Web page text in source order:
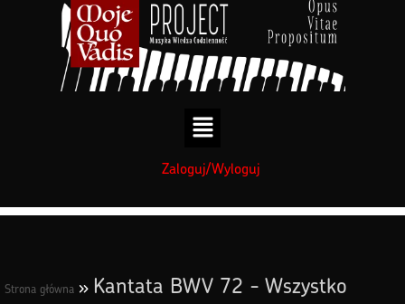
Zaloguj/Wyloguj
Strona główna » Kantata BWV 72 - Wszystko